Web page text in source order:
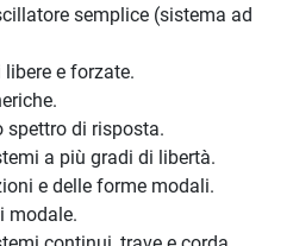
semplice (sistema ad
e forzate.
spettro di risposta.
a più gradi di libertà.
e delle forme modali.
modale.